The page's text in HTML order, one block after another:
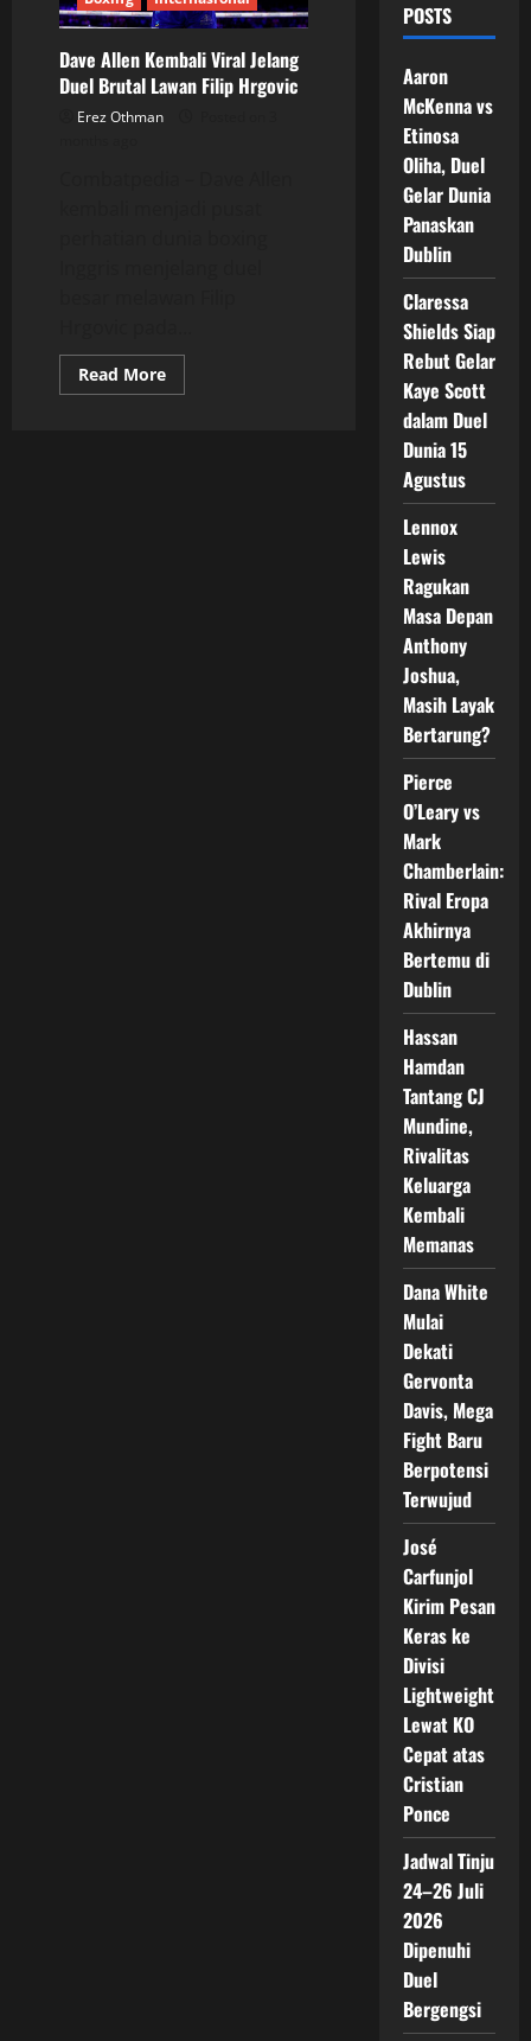
Dave Allen Kembali Viral Jelang
Duel Brutal Lawan Filip Hrgovic
Erez Othman
Read MoreRead
more
POSTS
Aaron
McKenna vs
Etinosa
Oliha, Duel
Gelar Dunia
Panaskan
Dublin
Claressa
Shields Siap
Rebut Gelar
Kaye Scott
dalam Duel
Dunia 15
Agustus
Lennox
Lewis
Ragukan
Masa Depan
Anthony
Joshua,
Masih Layak
Bertarung?
Pierce
O’Leary vs
Mark
Chamberlain:
Rival Eropa
Akhirnya
Bertemu di
Dublin
Hassan
Hamdan
Tantang CJ
Mundine,
Rivalitas
Keluarga
Kembali
Memanas
Dana White
Mulai
Dekati
Gervonta
Davis, Mega
Fight Baru
Berpotensi
Terwujud
José
Carfunjol
Kirim Pesan
Keras ke
Divisi
Lightweight
Lewat KO
Cepat atas
Cristian
Ponce
Jadwal Tinju
24–26 Juli
2026
Dipenuhi
Duel
Bergengsi